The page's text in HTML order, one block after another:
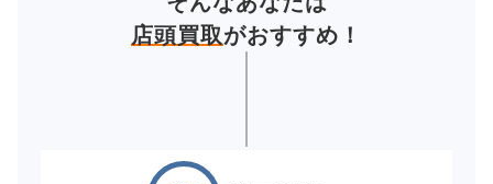
店頭買取がおすすめ！